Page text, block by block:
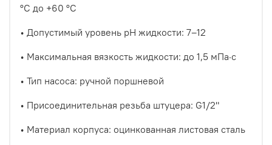
°C до +60 °C
• Допустимый уровень pH жидкости: 7–12
• Максимальная вязкость жидкости: до 1,5 мПа·с
• Тип насоса: ручной поршневой
• Присоединительная резьба штуцера: G1/2"
• Материал корпуса: оцинкованная листовая сталь